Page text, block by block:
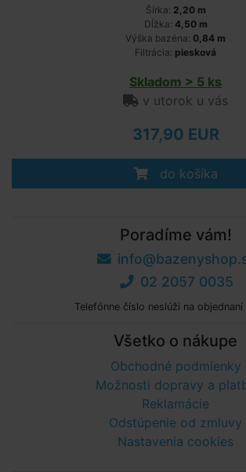
Šírka: 2,20 m
Dĺžka: 4,50 m
Výška bazéna: 0,84 m
Filtrácia: piesková
Skladom > 5 ks
v utorok u vás
317,90 EUR
do košíka
Poradíme vám!
02 2057 0035
Telefónne číslo neslúži na
Všetko o nákupe
Obchodné podmienky
Možnosti dopravy a
Reklamácie
Odstúpenie od zmluvy
Nastavenia cookies